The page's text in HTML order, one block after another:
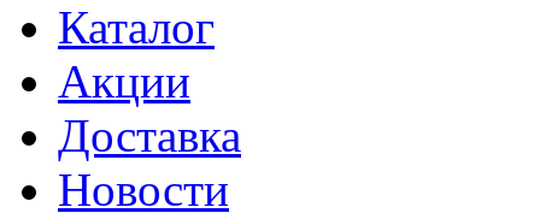
Каталог
Акции
Доставка
Новости